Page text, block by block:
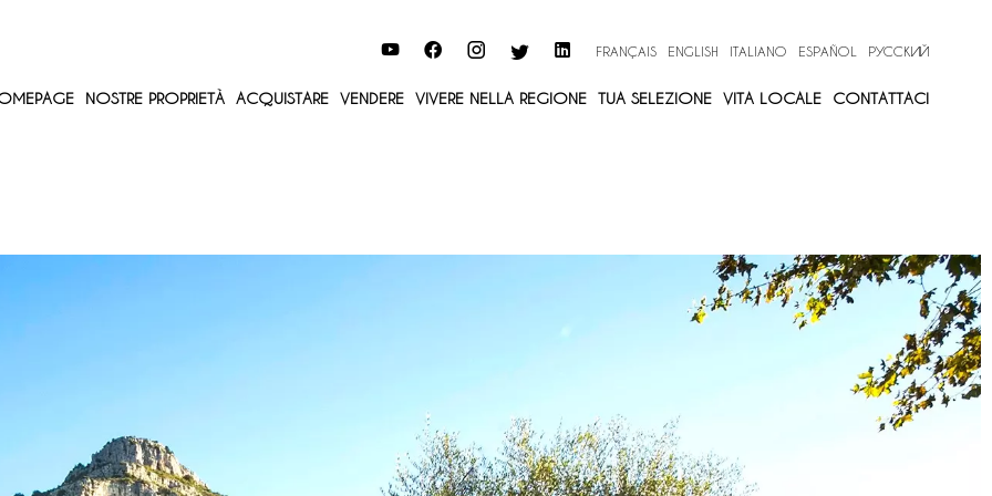
FRANÇAIS ENGLISH ITALIANO ESPAÑOL РУССКИЙ
NOSTRE PROPRIETÀ ACQUISTARE VENDERE VIVERE NELLA REGIONE TUA SELEZIONE VITA LOCALE CONTATTACI